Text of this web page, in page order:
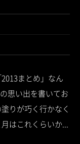
まとめ」なん
思い出を書いてお
りが巧く行かなく
はこれくらいか...